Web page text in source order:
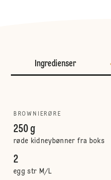
Ingredienser
BROWNIERØRE
250 g
røde kidneybønner fra boks
2
egg str M/L